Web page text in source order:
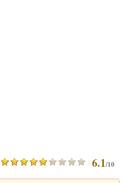
6.1/10